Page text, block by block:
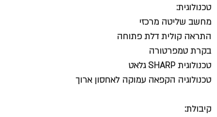
טכנולוגית:
מחשב שליטה מרכזי
התראה קולית דלת פתוחה
בקרת טמפרטורה
טכנולוגית SHARP גלאט
טכנולוגיה הקפאה עמוקה לאחסון ארוך
קיבולת: